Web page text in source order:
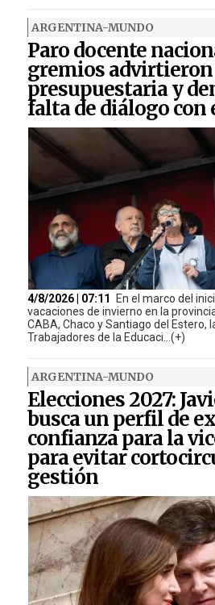
ARGENTINA-MUNDO
Paro docente
gremios
presupuestaria y
falta de diálogo con
4/8/2026 | 07:11
En el marco del
vacaciones de invierno en la
CABA, Chaco y Santiago del Estero,
Trabajadores de la Educaci...(+)
ARGENTINA-MUNDO
Elecciones 2027:
busca un perfil de
confianza para la
para evitar
gestión